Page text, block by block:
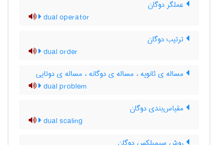
عملگر دوگان
dual operator
ترتیب دوگان
dual order
مساله ی ثانویه ، مساله ی دوگانه ، مساله ی دوتایی
dual problem
مقیاس‌بندی دوگان
dual scaling